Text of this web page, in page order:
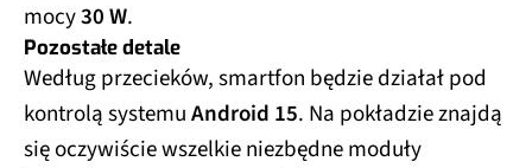
mocy30 W.
Pozostałe detale
Według przecieków, smartfon będzie działał pod
kontrolą systemuAndroid 15. Na pokładzie znajdą
się oczywiście wszelkie niezbędne moduły